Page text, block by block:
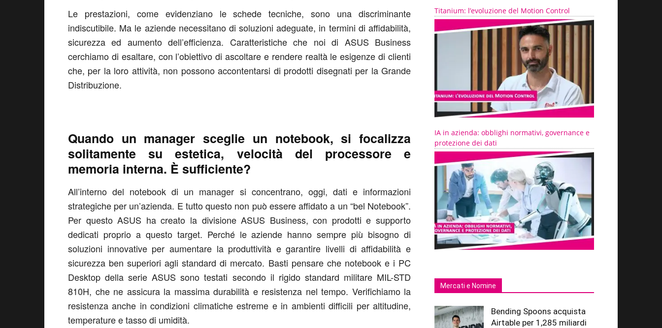
Le prestazioni, come evidenziano le schede tecniche, sono una discriminante
indiscutibile. Ma le aziende necessitano di soluzioni adeguate, in termini di affidabilità,
sicurezza ed aumento dell’efficienza. Caratteristiche che noi di ASUS Business
cerchiamo di esaltare, con l’obiettivo di ascoltare e rendere realtà le esigenze di clienti
che, per la loro attività, non possono accontentarsi di prodotti disegnati per la Grande
Distribuzione.
Quando un manager sceglie un notebook, si focalizza
solitamente su estetica, velocità del processore e
memoria interna. È sufficiente?
All’interno del notebook di un manager si concentrano, oggi, dati e informazioni
strategiche per un’azienda. E tutto questo non può essere affidato a un “bel Notebook”.
Per questo ASUS ha creato la divisione ASUS Business, con prodotti e supporto
dedicati proprio a questo target. Perché le aziende hanno sempre più bisogno di
soluzioni innovative per aumentare la produttività e garantire livelli di affidabilità e
sicurezza ben superiori agli standard di mercato. Basti pensare che notebook e i PC
Desktop della serie ASUS sono testati secondo il rigido standard militare MIL-STD
810H, che ne assicura la massima durabilità e resistenza nel tempo. Verifichiamo la
resistenza anche in condizioni climatiche estreme e in ambienti difficili per altitudine,
temperature e tasso di umidità.
Titanium: l’evoluzione del Motion Control
IA in azienda: obblighi normativi, governance e
protezione dei dati
Mercati e Nomine
Bending Spoons acquista
Airtable per 1,285 miliardi